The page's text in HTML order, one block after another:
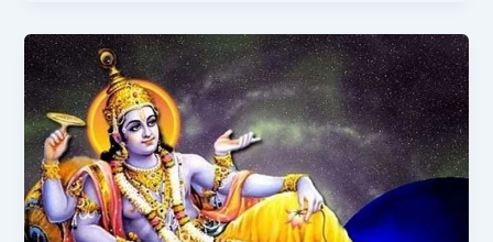
सावन
पुत्रदा
एकादशी
व्रत
कथा
|
Sawan
Putrada